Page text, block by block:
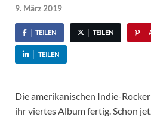
9. März 2019
TEILEN TEILEN
TEILEN
Die amerikanischen Indie-
ihr viertes Album fertig. Schon